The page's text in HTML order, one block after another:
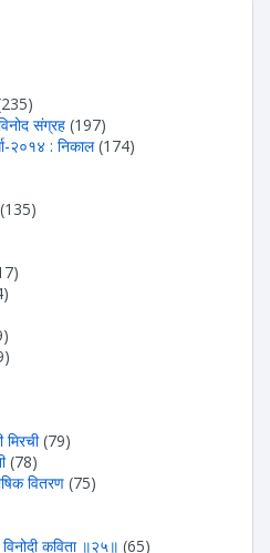
संग्रह (197)
२०१४ : निकाल (174)
(135)
मिरची (79)
(78)
वितरण (75)
कविता ॥२५॥ (65)